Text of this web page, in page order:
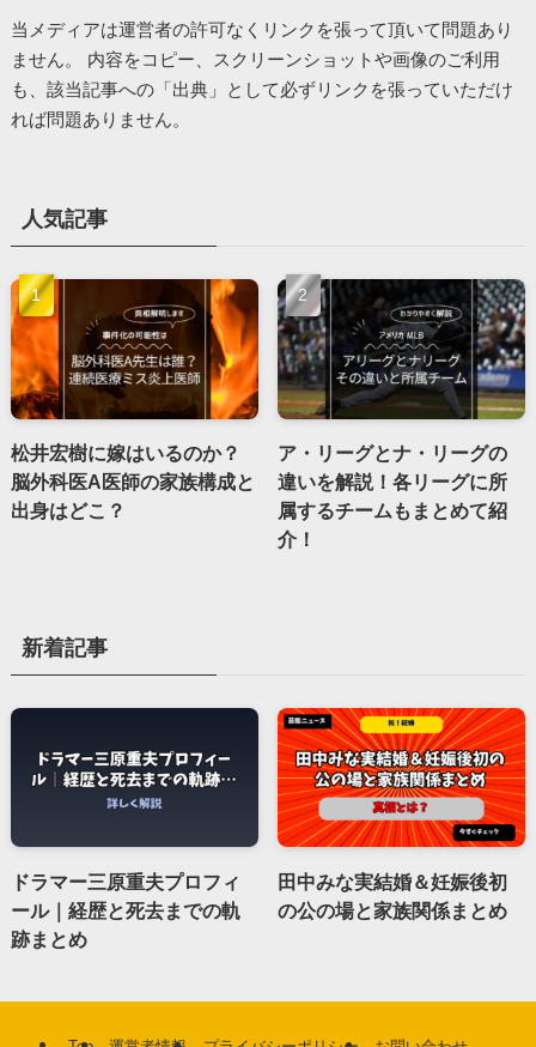
当メディアは運営者の許可なくリンクを張って頂いて問題あり
ません。 内容をコピー、スクリーンショットや画像のご利用
も、該当記事への「出典」として必ずリンクを張っていただけ
れば問題ありません。
人気記事
松井宏樹に嫁はいるのか？
脳外科医A医師の家族構成と
出身はどこ？
ア・リーグとナ・リーグの
違いを解説！各リーグに所
属するチームもまとめて紹
介！
新着記事
ドラマー三原重夫プロフィ
ール｜経歴と死去までの軌
跡まとめ
田中みな実結婚＆妊娠後初
の公の場と家族関係まとめ